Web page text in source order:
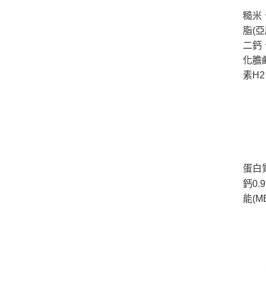
糙米
脂(
二鈣
化膽
素
蛋白
鈣
能